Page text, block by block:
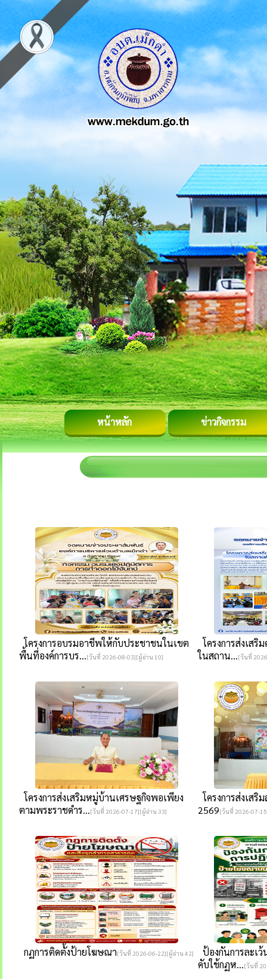
หน้าหลัก ข่าวกิจกรรม
โครงการอบรมอาชีพให้กับประชาชนในเขต
พื้นที่องค์การบร...[วันที่ 2026-08-03][ผู้อ่าน 10]
โครงการส่งเสริ
ในสถาน...[วันที่
โครงการส่งเสริมหมู่บ้านเศรษฐกิจพอเพียง
ตามพระราชดำร...[วันที่ 2026-07-17][ผู้อ่าน 33]
โครงการส่งเส
2569[วันที่ 2026-07-
กฏการติดตั้งป้ายโฆษณา[วันที่ 2026-06-22][ผู้อ่าน 42]
ป้องกันการละเ
คับใช้กฏห...[วันที่